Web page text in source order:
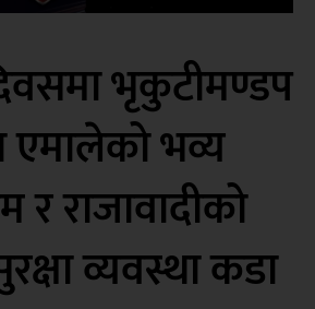
भृकुटीमण्डप
एमालेको भव्य
र राजावादीको
व्यवस्था कडा